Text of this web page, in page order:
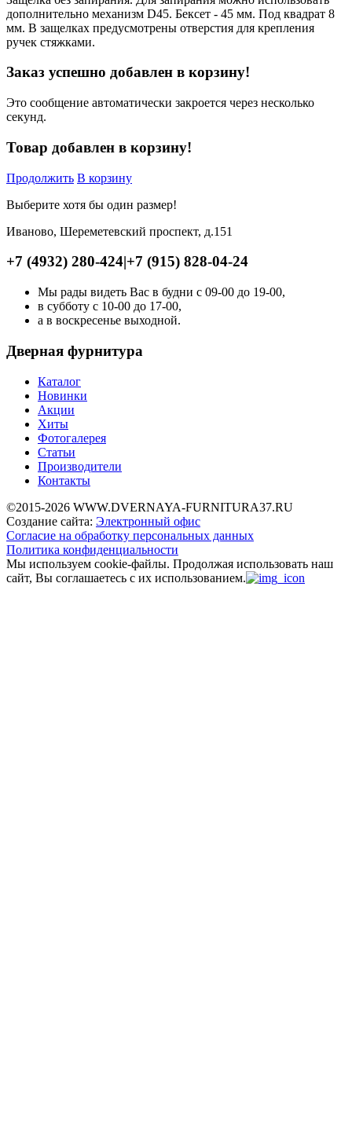
дополнительно механизм D45. Бексет - 45 мм. Под квадрат 8
мм. В защелках предусмотрены отверстия для крепления
ручек стяжками.
Заказ успешно добавлен в корзину!
Это сообщение автоматически закроется через несколько
секунд.
Товар добавлен в корзину!
Продолжить В корзину
Выберите хотя бы один размер!
Иваново, Шереметевский проспект, д.151
+7 (4932) 280-424|+7 (915) 828-04-24
Мы рады видеть Вас в будни с 09-00 до 19-00,
в субботу с 10-00 до 17-00,
а в воскресенье выходной.
Дверная фурнитура
Каталог
Новинки
Акции
Хиты
Фотогалерея
Статьи
Производители
Контакты
©2015-2026 WWW.DVERNAYA-FURNITURA37.RU
Создание сайта: Электронный офис
Согласие на обработку персональных данных
Политика конфиденциальности
Мы используем cookie-файлы. Продолжая использовать наш
сайт, Вы соглашаетесь с их использованием.